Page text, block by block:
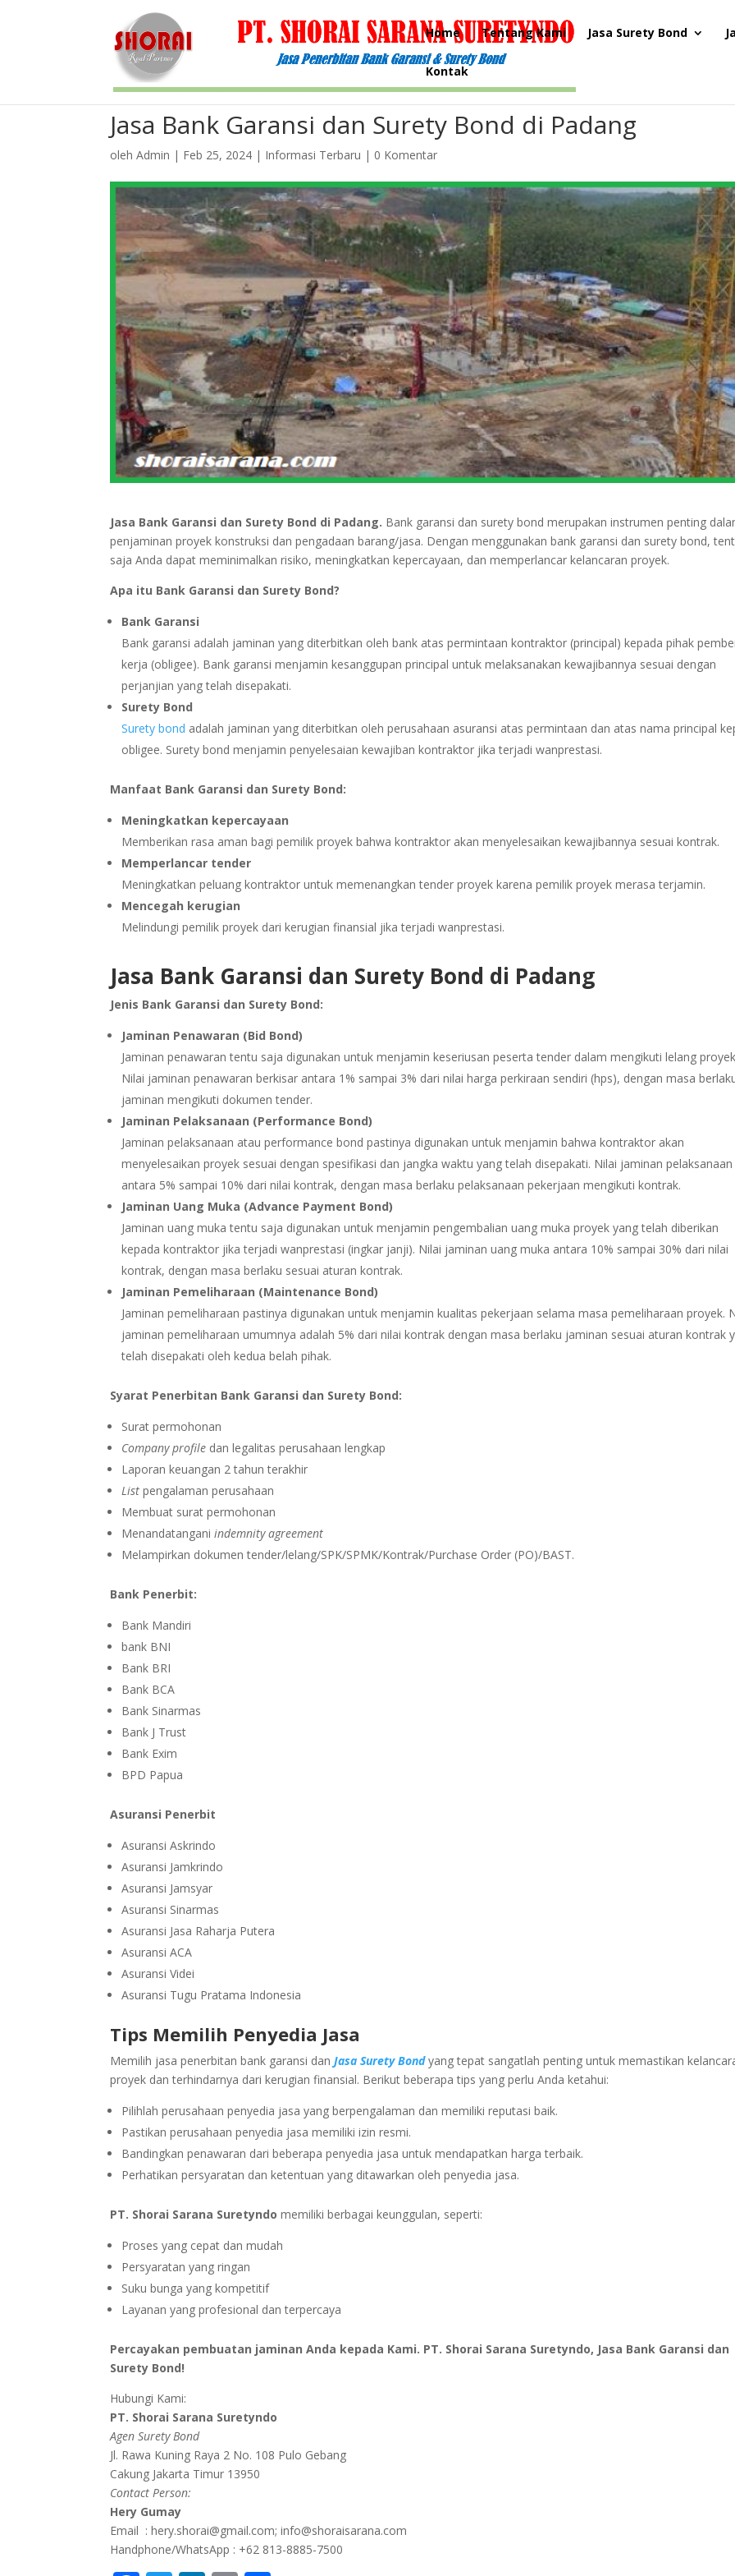
Home Tentang Kami Jasa Surety Bond
Kontak
Jasa Bank Garansi dan Surety Bond di Padang
olehAdmin | Feb 25, 2024 | Informasi Terbaru | 0 Komentar
Jasa Bank Garansi dan Surety Bond di Padang. Bank garansi dan surety bond merupakan instrumen penting
penjaminan proyek konstruksi dan pengadaan barang/jasa. Dengan menggunakan bank garansi dan surety bond,
saja Anda dapat meminimalkan risiko, meningkatkan kepercayaan, dan memperlancar kelancaran proyek.
Apa itu Bank Garansi dan Surety Bond?
Bank Garansi
Bank garansi adalah jaminan yang diterbitkan oleh bank atas permintaan kontraktor (principal) kepada pihak
kerja (obligee). Bank garansi menjamin kesanggupan principal untuk melaksanakan kewajibannya sesuai dengan
perjanjian yang telah disepakati.
Surety Bond
Surety bond adalah jaminan yang diterbitkan oleh perusahaan asuransi atas permintaan dan atas nama principal
obligee. Surety bond menjamin penyelesaian kewajiban kontraktor jika terjadi wanprestasi.
Manfaat Bank Garansi dan Surety Bond:
Meningkatkan kepercayaan
Memberikan rasa aman bagi pemilik proyek bahwa kontraktor akan menyelesaikan kewajibannya sesuai kontrak.
Memperlancar tender
Meningkatkan peluang kontraktor untuk memenangkan tender proyek karena pemilik proyek merasa terjamin.
Mencegah kerugian
Melindungi pemilik proyek dari kerugian finansial jika terjadi wanprestasi.
Jasa Bank Garansi dan Surety Bond di Padang
Jenis Bank Garansi dan Surety Bond:
Jaminan Penawaran (Bid Bond)
Jaminan penawaran tentu saja digunakan untuk menjamin keseriusan peserta tender dalam mengikuti lelang
Nilai jaminan penawaran berkisar antara 1% sampai 3% dari nilai harga perkiraan sendiri (hps), dengan masa
jaminan mengikuti dokumen tender.
Jaminan Pelaksanaan (Performance Bond)
Jaminan pelaksanaan atau performance bond pastinya digunakan untuk menjamin bahwa kontraktor akan
menyelesaikan proyek sesuai dengan spesifikasi dan jangka waktu yang telah disepakati. Nilai jaminan pelaksanaan
antara 5% sampai 10% dari nilai kontrak, dengan masa berlaku pelaksanaan pekerjaan mengikuti kontrak.
Jaminan Uang Muka (Advance Payment Bond)
Jaminan uang muka tentu saja digunakan untuk menjamin pengembalian uang muka proyek yang telah diberikan
kepada kontraktor jika terjadi wanprestasi (ingkar janji). Nilai jaminan uang muka antara 10% sampai 30% dari nilai
kontrak, dengan masa berlaku sesuai aturan kontrak.
Jaminan Pemeliharaan (Maintenance Bond)
Jaminan pemeliharaan pastinya digunakan untuk menjamin kualitas pekerjaan selama masa pemeliharaan proyek.
jaminan pemeliharaan umumnya adalah 5% dari nilai kontrak dengan masa berlaku jaminan sesuai aturan kontrak
telah disepakati oleh kedua belah pihak.
Syarat Penerbitan Bank Garansi dan Surety Bond:
Surat permohonan
Company profile dan legalitas perusahaan lengkap
Laporan keuangan 2 tahun terakhir
List pengalaman perusahaan
Membuat surat permohonan
Menandatanganiindemnity agreement
Melampirkan dokumen tender/lelang/SPK/SPMK/Kontrak/Purchase Order (PO)/BAST.
Bank Penerbit:
Bank Mandiri
bank BNI
Bank BRI
Bank BCA
Bank Sinarmas
Bank J Trust
Bank Exim
BPD Papua
Asuransi Penerbit
Asuransi Askrindo
Asuransi Jamkrindo
Asuransi Jamsyar
Asuransi Sinarmas
Asuransi Jasa Raharja Putera
Asuransi ACA
Asuransi Videi
Asuransi Tugu Pratama Indonesia
Tips Memilih Penyedia Jasa
Memilih jasa penerbitan bank garansi danJasa Surety Bondyang tepat sangatlah penting untuk memastikan
proyek dan terhindarnya dari kerugian finansial. Berikut beberapa tips yang perlu Anda ketahui:
Pilihlah perusahaan penyedia jasa yang berpengalaman dan memiliki reputasi baik.
Pastikan perusahaan penyedia jasa memiliki izin resmi.
Bandingkan penawaran dari beberapa penyedia jasa untuk mendapatkan harga terbaik.
Perhatikan persyaratan dan ketentuan yang ditawarkan oleh penyedia jasa.
PT. Shorai Sarana Suretyndo memiliki berbagai keunggulan, seperti:
Proses yang cepat dan mudah
Persyaratan yang ringan
Suku bunga yang kompetitif
Layanan yang profesional dan terpercaya
Percayakan pembuatan jaminan Anda kepada Kami. PT. Shorai Sarana Suretyndo, Jasa Bank Garansi dan
Surety Bond!
Hubungi Kami:
PT. Shorai Sarana Suretyndo
Agen Surety Bond
Jl. Rawa Kuning Raya 2 No. 108 Pulo Gebang
Cakung Jakarta Timur 13950
Contact Person:
Hery Gumay
Email : hery.shorai@gmail.com; info@shoraisarana.com
Handphone/WhatsApp : +62 813-8885-7500